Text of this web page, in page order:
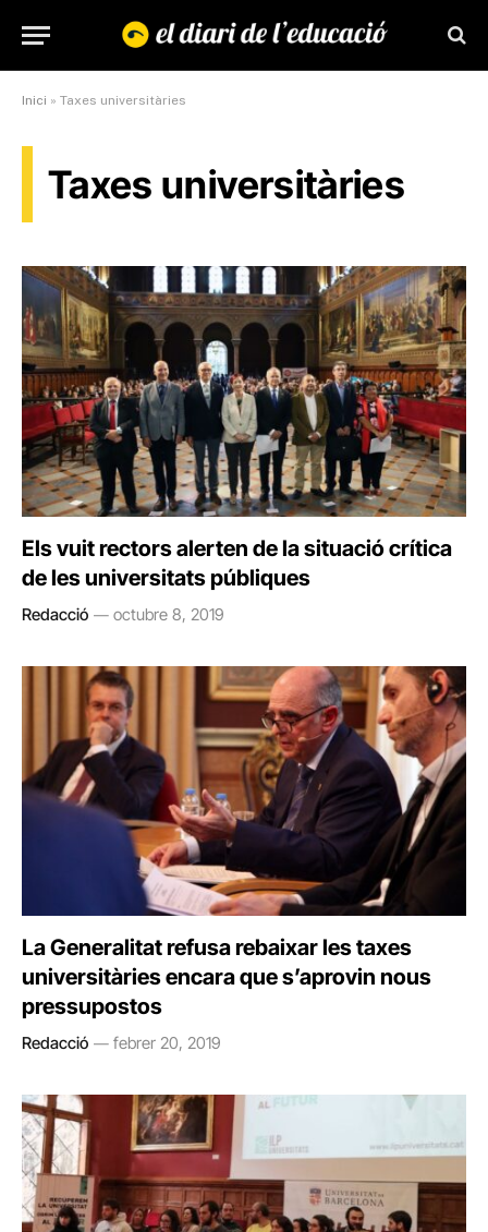
Inici » Taxes universitàries
Taxes universitàries
Els vuit rectors alerten de la situació crítica
de les universitats públiques
Redacció octubre 8, 2019
La Generalitat refusa rebaixar les taxes
universitàries encara que s’aprovin nous
pressupostos
Redacció febrer 20, 2019